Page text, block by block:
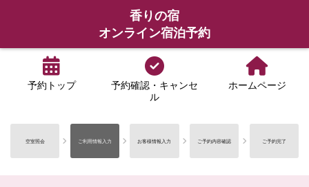
香りの宿
オンライン宿泊予約
予約トップ
予約確認・キャンセ
ル
ホームページ
空室照会 ご利用情報入力 お客様情報入力 ご予約内容確認 ご予約完了